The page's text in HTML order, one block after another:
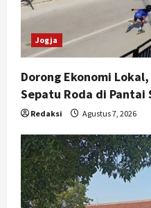
Jogja
Dorong Ekonomi
Sepatu Roda di Pantai
Redaksi Agustus 7, 2026